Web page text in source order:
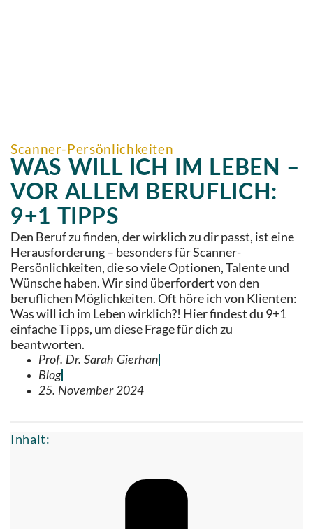
Scanner-Persönlichkeiten
WAS WILL ICH IM LEBEN –
VOR ALLEM BERUFLICH:
9+1 TIPPS
Den Beruf zu finden, der wirklich zu dir passt, ist eine
Herausforderung – besonders für Scanner-
Persönlichkeiten, die so viele Optionen, Talente und
Wünsche haben. Wir sind überfordert von den
beruflichen Möglichkeiten. Oft höre ich von Klienten:
Was will ich im Leben wirklich?! Hier findest du 9+1
einfache Tipps, um diese Frage für dich zu
beantworten.
Prof. Dr. Sarah Gierhan
Blog
25. November 2024
Inhalt: